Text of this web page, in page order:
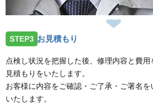
STEP3 お見積もり
点検し状況を把握した後、修理内容と費
見積もりをいたします。
お客様に内容をご確認・ご了承・ご署名
いたします。